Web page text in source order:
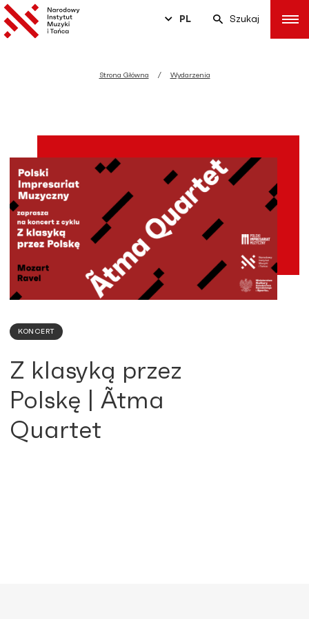
PL Szukaj
Strona Główna Wydarzenia
KONCERT
Z klasyką przez
Polskę | Ãtma
Quartet